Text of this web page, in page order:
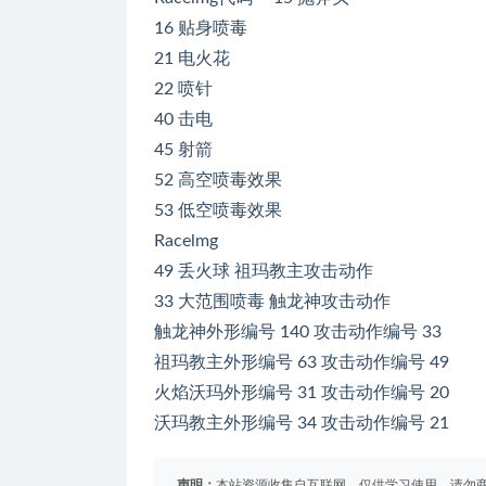
16 贴身喷毒
21 电火花
22 喷针
40 击电
45 射箭
52 高空喷毒效果
53 低空喷毒效果
Racelmg
49 丢火球 祖玛教主攻击动作
33 大范围喷毒 触龙神攻击动作
触龙神外形编号 140 攻击动作编号 33
祖玛教主外形编号 63 攻击动作编号 49
火焰沃玛外形编号 31 攻击动作编号 20
沃玛教主外形编号 34 攻击动作编号 21